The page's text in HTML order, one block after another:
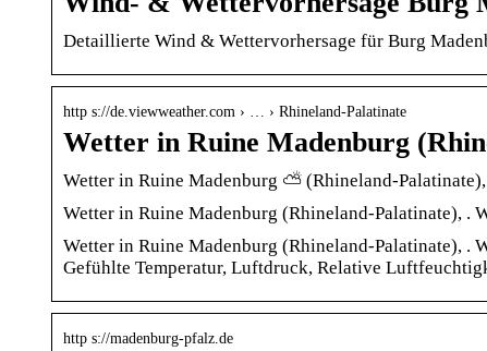
Detaillierte Wind & Wettervorhersage für Burg
http s://de.viewweather.com › … › Rhineland-Palatinate
Wetter in Ruine Madenburg
Wetter in Ruine Madenburg ⛅ (Rhineland-
Wetter in Ruine Madenburg (Rhineland-Palatinate), .
Wetter in Ruine Madenburg (Rhineland-Palatinate), .
Gefühlte Temperatur, Luftdruck, Relative
http s://madenburg-pfalz.de